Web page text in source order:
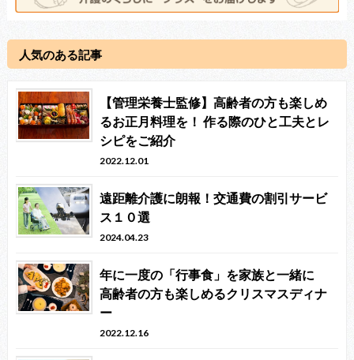
人気のある記事
【管理栄養士監修】高齢者の方も楽しめ
るお正月料理を！ 作る際のひと工夫とレ
シピをご紹介
2022.12.01
遠距離介護に朗報！交通費の割引サービ
ス１０選
2024.04.23
年に一度の「行事食」を家族と一緒に
高齢者の方も楽しめるクリスマスディナ
ー
2022.12.16